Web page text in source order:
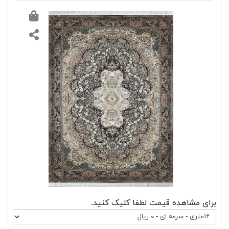
برای مشاهده قیمت لطفا کلیک کنید.